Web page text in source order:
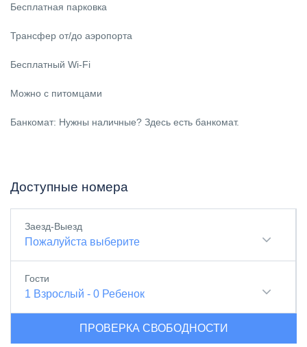
Бесплатная парковка
Трансфер от/до аэропорта
Бесплатный Wi-Fi
Можно с питомцами
Банкомат: Нужны наличные? Здесь есть банкомат.
Доступные номера
Заезд-Выезд
Пожалуйста выберите
Гости
1 Взрослый - 0 Ребенок
ПРОВЕРКА СВОБОДНОСТИ